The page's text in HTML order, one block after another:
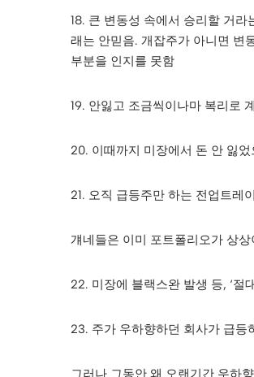
18. 큰 변동성 속에서 승리할 거
래는 안믿음. 개잡주가 아니면 변
부분을 인지를 못함
19. 안잃고 조금씩이나마 복리로
20. 이때까지 미장에서 돈 안 잃
21. 오직 급등주만 하는 전업트레
걔네들은 이미 포트폴리오가 상
22. 미장에 블랙스완 발생 등, ‘절
23. 주가 우하향하던 회사가 급등
그러나 그동안 왜 오랜기간 우하